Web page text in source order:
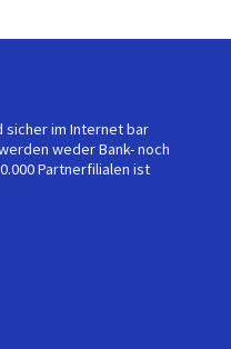
sicher im Internet bar
weder Bank- noch
Partnerfilialen ist